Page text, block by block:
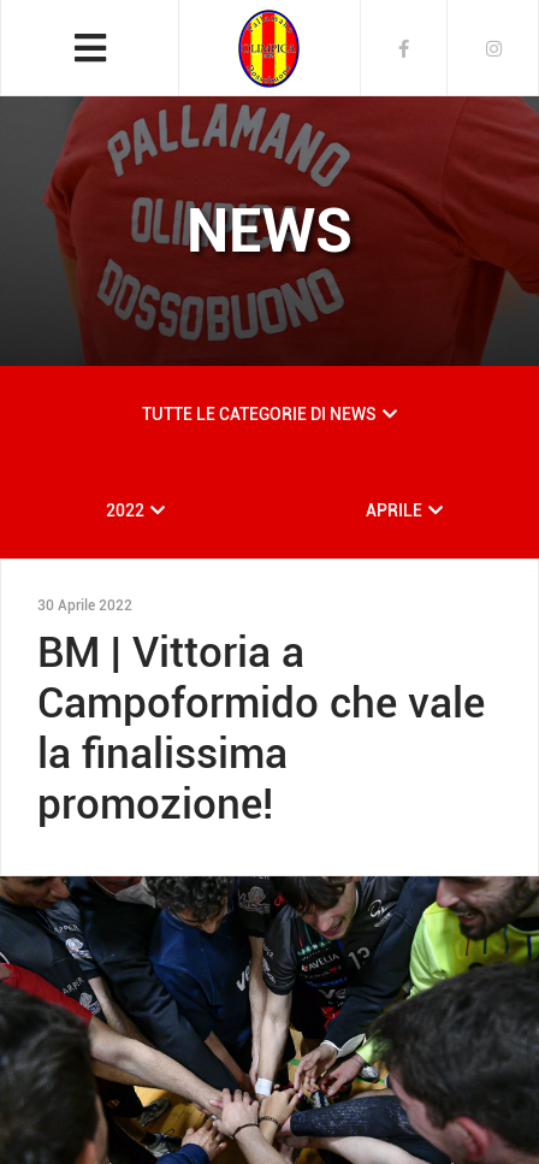
NEWS
TUTTE LE CATEGORIE DI NEWS
2022 APRILE
30 Aprile 2022
BM | Vittoria a
Campoformido che vale
la finalissima
promozione!